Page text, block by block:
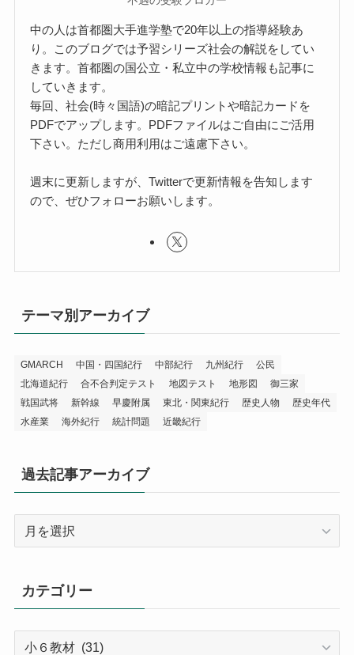
中の人は首都圏大手進学塾で20年以上の指導経験あ
り。このブログでは予習シリーズ社会の解説をしてい
きます。首都圏の国公立・私立中の学校情報も記事に
していきます。
毎回、社会(時々国語)の暗記プリントや暗記カードを
PDFでアップします。PDFファイルはご自由にご活用
下さい。ただし商用利用はご遠慮下さい。
週末に更新しますが、Twitterで更新情報を告知します
ので、ぜひフォローお願いします。
テーマ別アーカイブ
GMARCH 中国・四国紀行 中部紀行 九州紀行
公民
北海道紀行
合不合判定テスト 地図テスト 地形図
御三家
戦国武将
新幹線 早慶附属 東北・関東紀行 歴史人物
歴史年代
水産業
海外紀行 統計問題 近畿紀行
過去記事アーカイブ
ア
カテゴリー